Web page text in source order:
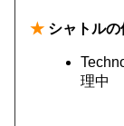
★ シャトル
理中